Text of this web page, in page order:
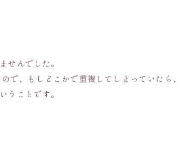
せんでした。
で、もしどこかで重複してしまっていたら、
うことです。